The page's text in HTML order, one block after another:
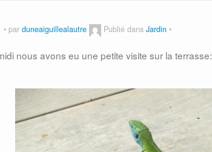
par duneaiguillealautre Publié dans Jardin
nous avons eu une petite visite sur la terrasse: